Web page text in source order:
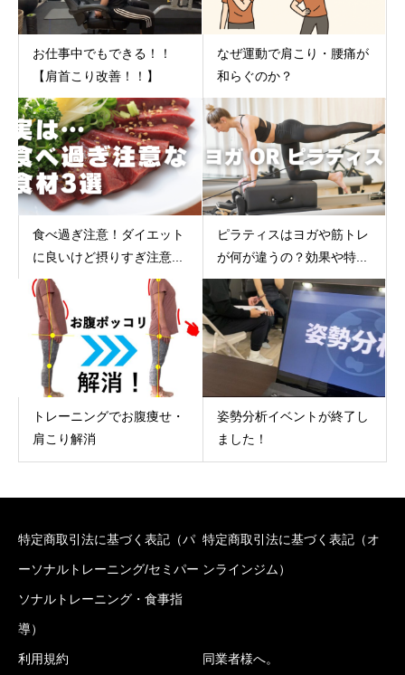
お仕事中でもできる！！
【肩首こり改善！！】
なぜ運動で肩こり・腰痛が
和らぐのか？
食べ過ぎ注意！ダイエット
に良いけど摂りすぎ注意...
ピラティスはヨガや筋トレ
が何が違うの？効果や特...
トレーニングでお腹痩せ・
肩こり解消
姿勢分析イベントが終了し
ました！
特定商取引法に基づく表記（パ
ーソナルトレーニング/セミパー
ソナルトレーニング・食事指
導）
特定商取引法に基づく表記（オ
ンラインジム）
利用規約 同業者様へ。